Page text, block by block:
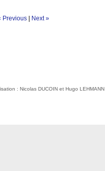
Previous Next »
: Nicolas DUCOIN et Hugo LEHMANN